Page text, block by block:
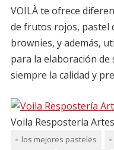
VOILÀ te ofrece
de frutos rojos, pastel
brownies, y además,
para la elaboración
siempre la calidad y
Voila Respostería
los mejores pasteles